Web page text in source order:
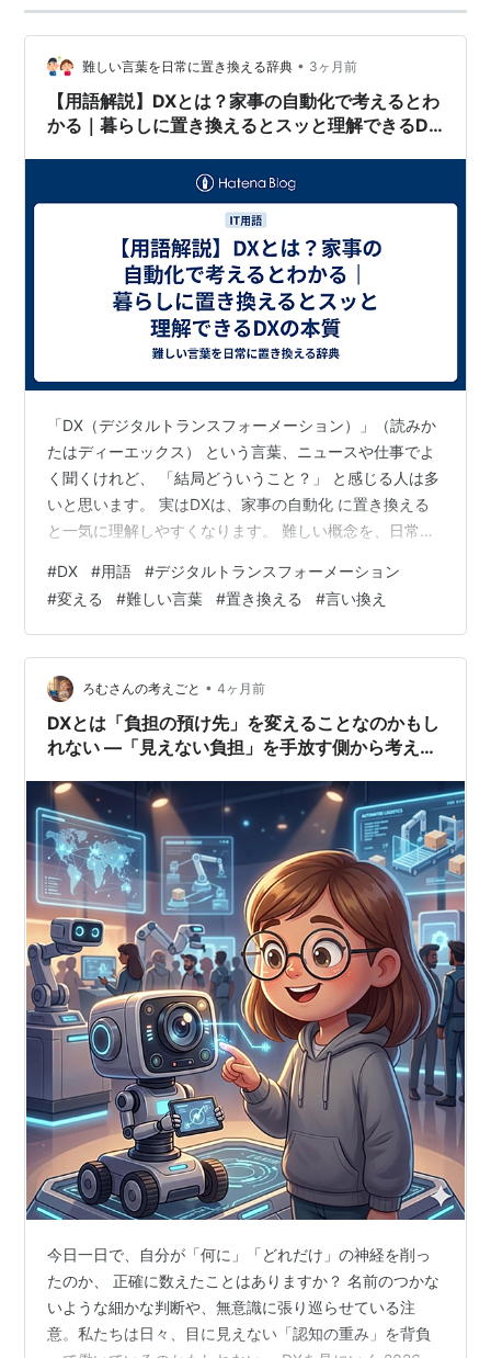
難しい言葉を日常に置き換える辞典 • 3ヶ月前
【用語解説】DXとは？家事の自動化で考えるとわ
かる｜暮らしに置き換えるとスッと理解できるDX
「DX（デジタルトランスフォーメーション）」（読みか
たはディーエックス） という言葉、ニュースや仕事でよ
く聞くけれど、 「結局どういうこと？」 と感じる人は多
いと思います。 実はDXは、家事の自動化 に置き換える
と一気に理解しやすくなります。 難しい概念を、日常
■ DXは「便利な道具を入れること」ではない ■ 家事で
考えるとわかる「デジタル化」と「DX」の違い ● デジ
タル化（道具の置き換え） ● DX（家事の仕組みそのも
のを変える） ■ 例：ロボット掃除機をDXで考えるとこ
うなる ■ 例：料理のDXは「作る」から「仕組みで回
す」へ ● …
#DX #用語 #デジタルトランスフォーメーション
#変える #難しい言葉 #置き換える #言い換え
ろむさんの考えごと • 4ヶ月前
DXとは「負担の預け先」を変えることなのかもし
れない ―「見えない負担」を手放す側から考えて
今日一日で、自分が「何に」「どれだけ」の神経を削っ
たのか、 正確に数えたことはありますか？ 名前のつかな
いような細かな判断や、無意識に張り巡らせている注
意。私たちは日々、目に見えない「認知の重み」を背負